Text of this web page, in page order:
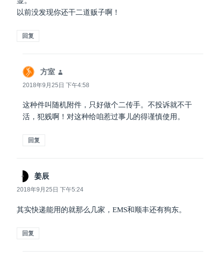
以前没发现你还干二道贩子啊！
回复
方室
道：
2018年9月25日 下午4:58
这种件叫随机附件，只好做个二传手。不投诉就不干
活，犯贱啊！对这种给咱惹过事儿的得谨慎使用。
回复
姜辰
道：
2018年9月25日 下午5:24
其实快递能用的就那么几家，EMS和顺丰还有狗东。
回复